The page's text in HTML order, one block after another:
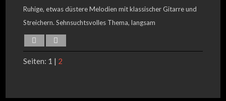
Ruhige, etwas düstere Melodien mit klassischer Gitarre und
Streichern. Sehnsuchtsvolles Thema, langsam
Seiten: 1 | 2